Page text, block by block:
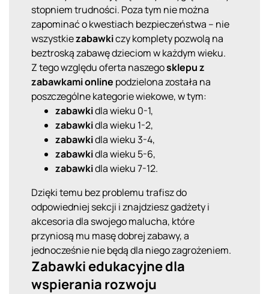
stopniem trudności. Poza tym nie można
zapominać o kwestiach bezpieczeństwa – nie
wszystkiezabawkiczy komplety pozwolą na
beztroską zabawę dzieciom w każdym wieku.
Z tego względu oferta naszegosklepu z
zabawkami online podzielona została na
poszczególne kategorie wiekowe, w tym:
zabawkidla wieku 0-1,
zabawkidla wieku 1-2,
zabawkidla wieku 3-4,
zabawkidla wieku 5-6,
zabawkidla wieku 7-12.
Dzięki temu bez problemu trafisz do
odpowiedniej sekcji i znajdziesz gadżety i
akcesoria dla swojego malucha, które
przyniosą mu masę dobrej zabawy, a
jednocześnie nie będą dla niego zagrożeniem.
Zabawki edukacyjnedla
wspierania rozwoju